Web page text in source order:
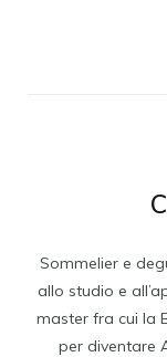
Sommelier e
allo studio e
master fra cui la
per diventare